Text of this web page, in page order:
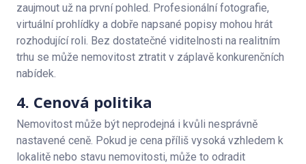
zaujmout už na první pohled. Profesionální fotografie,
virtuální prohlídky a dobře napsané popisy mohou hrát
rozhodující roli. Bez dostatečné viditelnosti na realitním
trhu se může nemovitost ztratit v záplavě konkurenčních
nabídek.
4. Cenová politika
Nemovitost může být neprodejná i kvůli nesprávně
nastavené ceně. Pokud je cena příliš vysoká vzhledem k
lokalitě nebo stavu nemovitosti, může to odradit